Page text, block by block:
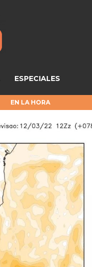
ESPECIALES
EN LA HORA